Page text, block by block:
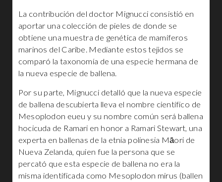
La contribución del doctor Mignucci consistió en
aportar una colección de pieles de donde se
obtiene una muestra de genética de mamíferos
marinos del Caribe. Mediante estos tejidos se
comparó la taxonomía de una especie hermana de
la nueva especie de ballena.
Por su parte, Mignucci detalló que la nueva especie
de ballena descubierta lleva el nombre científico de
Mesoplodon eueu y su nombre común será ballena
hocicuda de Ramari en honor a Ramari Stewart, una
experta en ballenas de la etnia polinesia Māori de
Nueva Zelanda, quien fue la persona que se
percató que esta especie de ballena no era la
misma identificada como Mesoplodon mirus (ballen